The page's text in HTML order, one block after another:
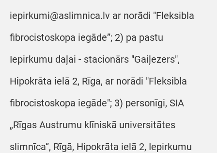
iepirkumi@aslimnica.lv ar norādi "Fleksibla
fibrocistoskopa iegāde”; 2) pa pastu
Iepirkumu daļai - stacionārs "Gaiļezers",
Hipokrāta ielā 2, Rīga, ar norādi "Fleksibla
fibrocistoskopa iegāde"; 3) personīgi, SIA
„Rīgas Austrumu klīniskā universitātes
slimnīca”, Rīgā, Hipokrāta ielā 2, Iepirkumu